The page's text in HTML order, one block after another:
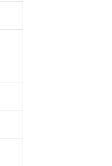
開示しないようお願いしま
メンバーズにご登録され
利用することをご了承くだ
間は出荷製品に未対応品が
影響を及ぼさない年数を意
ル
客様担当のオムロン制御